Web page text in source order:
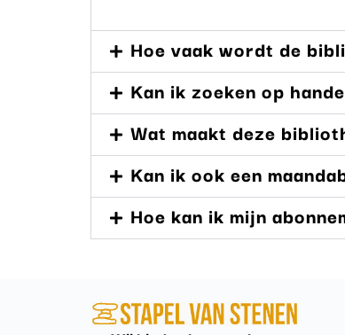
Hoe vaak wordt de
Kan ik zoeken op
Wat maakt deze
Kan ik ook een
Hoe kan ik mijn